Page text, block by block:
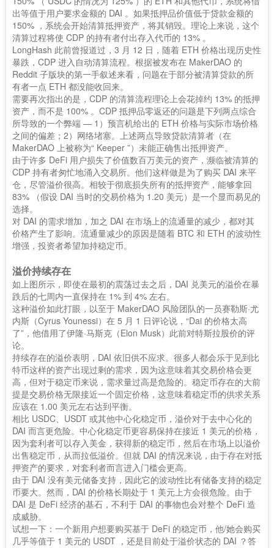
出等值于用户要求金额的 DAI 。如果抵押品价值低于贷款金额的
150% ，系统会开始清算抵押资产，将其销毁。理论上来说，这个
清算过程将使 CDP 的持有者付出存入代币的 13% 。
LongHash 此前曾报道过，3 月 12 日，随着 ETH 价格出现历史性
暴跌，CDP 进入自动清算流程。根据被发布在 MakerDAO 的
Reddit 子版块的第一手叙述来看，问题在于部分被清算贷款的所
有者一点 ETH 都没能收回来。
需要再次指出的是，CDP 的清算流程理论上会花掉约 13% 的抵押
资产，而不是 100% 。CDP 抵押品零返还的问题是下列两点综合
所导致的一个弊端 — 1）预言机给出的 ETH 价格与实际市场价格
之间的偏差；2）网络堵塞。上述两点导致贷款清算者（在
MakerDAO 上被称为“ Keeper ”）未能正确售出抵押资产。
由于许多 DeFi 用户损失了价值数百万美元的资产，濒临被清算的
CDP 持有者匆忙地涌入交易所。他们这样做是为了购买 DAI 来平
仓，尽管溢价很高。相较于彻底损失所有的抵押资产，能够拿回
83% （假设 DAI 当时的交易价格为 1.20 美元）是一个显而易见的
选择。
对 DAI 的需求增加，加之 DAI 在市场上的流通量的减少，都对其
价格产生了影响。流通量减少的原因是随着 BTC 和 ETH 的波动性
增强，投资者希望加持稳定币。
溢价持续存在
如上图所示，即使在最初的震荡过去之后，DAI 兑美元的溢价在暴
跌后的七周内一直保持在 1% 到 4% 左右。
这种溢价如此打眼，以至于 MakerDAO 风险团队的一员赛勒斯·尤
内斯（Cyrus Younessi）在 5 月 1 日评论说，“Dai 的价格太高
了”，他借用了伊隆·马斯克（Elon Musk）此前对特斯拉股价的评
论。
持续存在的溢价表明，DAI 依旧供不应求。很多人都会乐于见到比
特币这样的资产出现过剩的需求，因为这意味着其交易价格会更
高，但对于稳定币来说，需求量过高是危险的。稳定币存在的大前
提是交易价格无限接近一个固定价格，这意味着稳定币的供求关系
应该在 1.00 美元左右达到平衡。
相比 USDC、USDT 或其他中心化稳定币，溢价对于去中心化的
DAI 而言更危险。中心化稳定币更容易保持在接近 1 美元的价格，
因为套利者可以存入美金，获得新的稳定币，然后在市场上以溢价
出售稳定币，从而拉低溢价。但就 DAI 的情况来说，由于存在对抵
押资产的要求，对套利者而言进入门槛会更高。
由于 DAI 没有美元储备支持，因此它的波动性比有储备支持的稳定
币要大。然而，DAI 的价格长期处于 1 美元上方会很危险。由于
DAI 是 DeFi 经济的基石，不利于 DAI 的事物也会对整个 DeFi 造
成威胁。
试想一下：一个新用户想要购买基于 DeFi 的稳定币，他/她会购买
几乎等值于 1 美元的 USDT ，还是目前处于溢价状态的 DAI ？答